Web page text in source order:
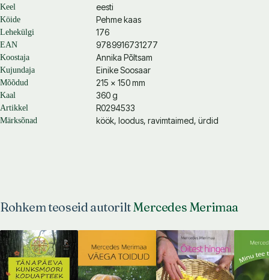
Keel eesti
Köide Pehme kaas
Lehekülgi 176
EAN 9789916731277
Koostaja Annika Põltsam
Kujundaja Einike Soosaar
Mõõdud 215 × 150 mm
Kaal 360 g
Artikkel R0294533
Märksõnad köök, loodus, ravimtaimed, ürdid
Rohkem teoseid autorilt Mercedes Merimaa